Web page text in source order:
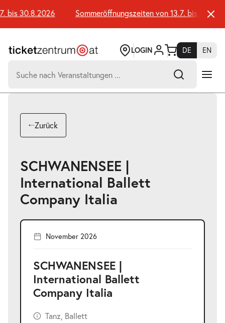
Seiteninhalt
springen
bis 30.8.2026 Sommeröffnungszeiten von 13.7. bis
LOGIN DE
EN
nach:
Suchtreffer:
Zurück
SCHWANENSEE |
International Ballett
Company Italia
November 2026
SCHWANENSEE |
International Ballett
Company Italia
Tanz, Ballett